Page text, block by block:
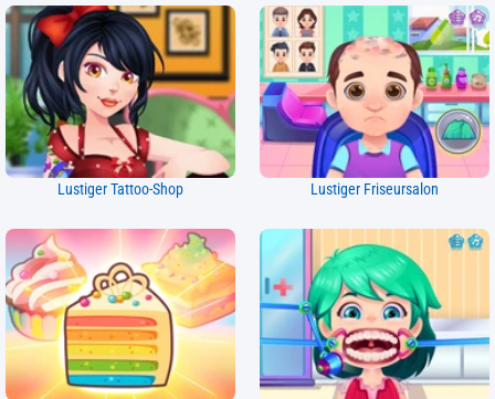
Lustiger Tattoo-Shop Lustiger Friseursalon